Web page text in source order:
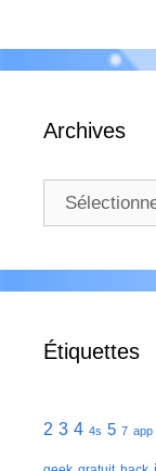
Archives
Archives
Étiquettes
2 3 4 4s 5 7 app